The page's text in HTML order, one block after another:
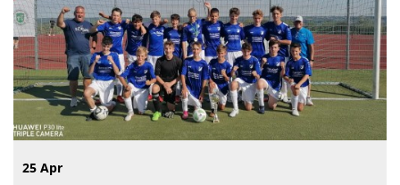
25 Apr